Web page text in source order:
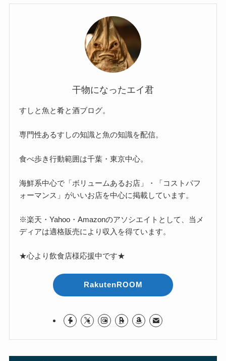
干物になったエイ君
すしと魚と肴と酒ブログ。
専門性あるすしの知識と魚の知識を配信。
食べ歩き行動範囲は千葉・東京中心。
海鮮系中心で「ボリュームあるお店」・「コストパフ
ォーマンス」がいいお店を中心に掲載しています。
※楽天・Yahoo・Amazonのアソシエイトとして、当メ
ディアは適格販売により収入を得ています。
★心より飲食店様応援中です★
RakutenROOM